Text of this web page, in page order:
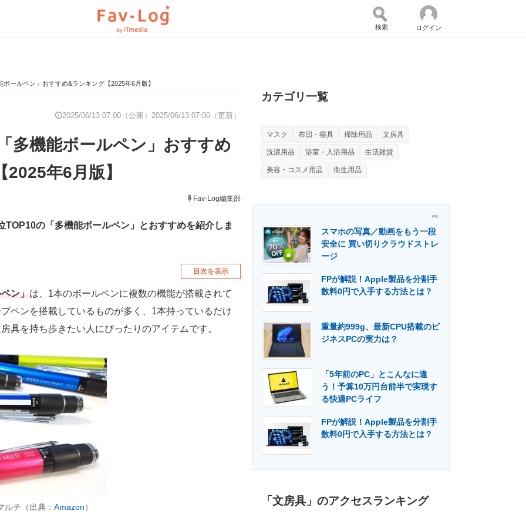
来を見通す スマホと通信の最新トレンド
まが分かる 企業ITのトレンドを詳説 経営リーダーのコミュニティ
製造業のIT導入・活用を支援
エネルギーの専門メディア
検索 ログイン
ールペン」おすすめ&ランキング【2025年6月版】
2025/06/13 07:00（公開） 2025/06/13 07:00（更新）
多機能ボールペン」おすすめ
年6月版】
Fav-Log編集部
の「多機能ボールペン」とおすすめを紹介しま
目次を表示
ン」は、1本のボールペンに複数の機能が搭載されて
ペンを搭載しているものが多く、1本持っているだけ
具を持ち歩きたい人にぴったりのアイテムです。
チ（出典： Amazon）
カテゴリ一覧
マスク 布団・寝具 掃除用品 文房具
洗濯用品 浴室・入浴用品 生活雑貨
美容・コスメ用品 衛生用品
- PR -
スマホの写真／動画をもう一段
安全に 買い切りクラウドストレ
ージ
FPが解説！Apple製品を分割手
数料0円で入手する方法とは？
重量約999g、最新CPU搭載のビ
ジネスPCの実力は？
「5年前のPC」とこんなに違
う！予算10万円台前半で実現す
る快適PCライフ
FPが解説！Apple製品を分割手
数料0円で入手する方法とは？
「文房具」のアクセスランキング